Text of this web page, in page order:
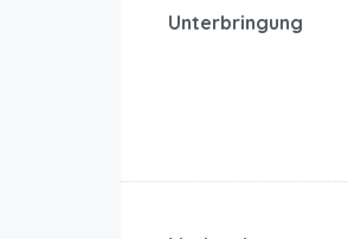
Unterbringung